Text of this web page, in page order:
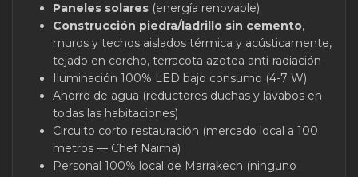
Paneles solares (energía renovable)
Construcción piedra/ladrillo sin cemento,
muros y techos aislados térmica y acústicamente,
tejado en corcho, terracota azotea anti-radiación
Iluminación 100% LED bajo consumo (4-7 W)
Ahorro de agua (reductores duchas y lavabos en
todas las habitaciones)
Circuito corto restauración (mercado local a 100
metros — Chef Naima)
Personal 100% local de Marrakech (ninguno